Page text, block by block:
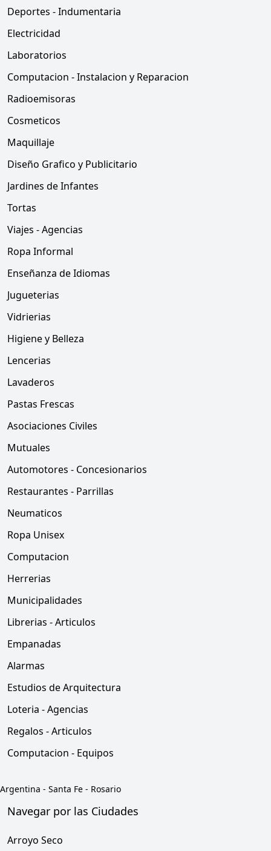
Deportes - Indumentaria
Electricidad
Laboratorios
Computacion - Instalacion y Reparacion
Radioemisoras
Cosmeticos
Maquillaje
Diseño Grafico y Publicitario
Jardines de Infantes
Tortas
Viajes - Agencias
Ropa Informal
Enseñanza de Idiomas
Jugueterias
Vidrierias
Higiene y Belleza
Lencerias
Lavaderos
Pastas Frescas
Asociaciones Civiles
Mutuales
Automotores - Concesionarios
Restaurantes - Parrillas
Neumaticos
Ropa Unisex
Computacion
Herrerias
Municipalidades
Librerias - Articulos
Empanadas
Alarmas
Estudios de Arquitectura
Loteria - Agencias
Regalos - Articulos
Computacion - Equipos
Argentina - Santa Fe - Rosario
Navegar por las Ciudades
Arroyo Seco